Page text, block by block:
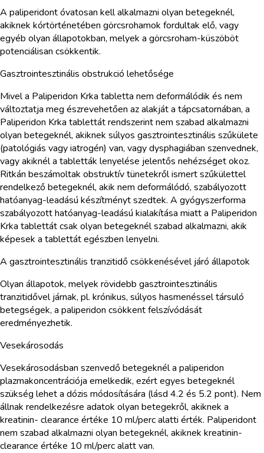
A paliperidont óvatosan kell alkalmazni olyan betegeknél,
akiknek kórtörténetében görcsrohamok fordultak elő, vagy
egyéb olyan állapotokban, melyek a görcsroham-küszöböt
potenciálisan csökkentik.
Gasztrointesztinális obstrukció lehetősége
Mivel a Paliperidon Krka tabletta nem deformálódik és nem
változtatja meg észrevehetően az alakját a tápcsatornában, a
Paliperidon Krka tablettát rendszerint nem szabad alkalmazni
olyan betegeknél, akiknek súlyos gasztrointesztinális szűkülete
(patológiás vagy iatrogén) van, vagy dysphagiában szenvednek,
vagy akiknél a tabletták lenyelése jelentős nehézséget okoz.
Ritkán beszámoltak obstruktív tünetekről ismert szűkülettel
rendelkező betegeknél, akik nem deformálódó, szabályozott
hatóanyag-leadású készítményt szedtek. A gyógyszerforma
szabályozott hatóanyag-leadású kialakítása miatt a Paliperidon
Krka tablettát csak olyan betegeknél szabad alkalmazni, akik
képesek a tablettát egészben lenyelni.
A gasztrointesztinális tranzitidő csökkenésével járó állapotok
Olyan állapotok, melyek rövidebb gasztrointesztinális
tranzitidővel járnak, pl. krónikus, súlyos hasmenéssel társuló
betegségek, a paliperidon csökkent felszívódását
eredményezhetik.
Vesekárosodás
Vesekárosodásban szenvedő betegeknél a paliperidon
plazmakoncentrációja emelkedik, ezért egyes betegeknél
szükség lehet a dózis módosítására (lásd 4.2 és 5.2 pont). Nem
állnak rendelkezésre adatok olyan betegekről, akiknek a
kreatinin- clearance értéke 10 ml/perc alatti érték. Paliperidont
nem szabad alkalmazni olyan betegeknél, akiknek kreatinin-
clearance értéke 10 ml/perc alatt van.